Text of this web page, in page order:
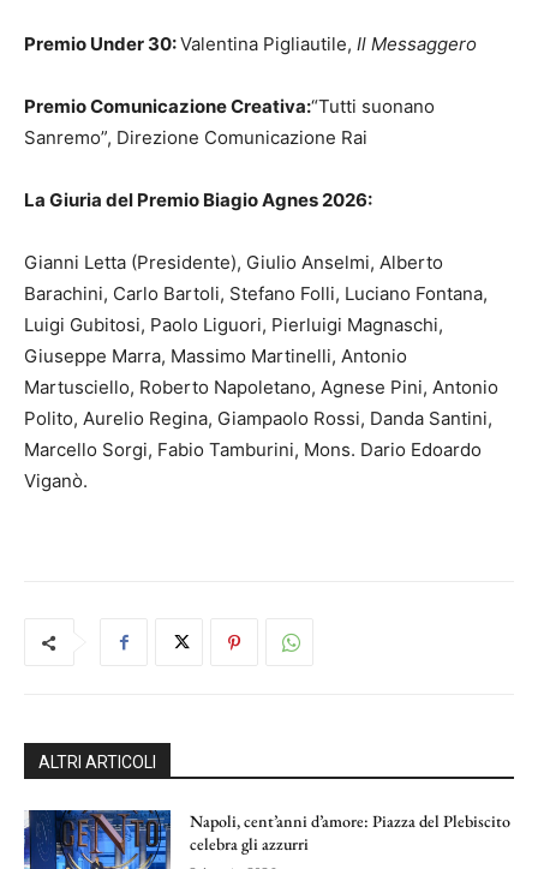
Premio Under 30:Valentina Pigliautile, Il Messaggero
Premio Comunicazione Creativa:“Tutti suonano
Sanremo”, Direzione Comunicazione Rai
La Giuria del Premio Biagio Agnes 2026:
Gianni Letta (Presidente), Giulio Anselmi, Alberto
Barachini, Carlo Bartoli, Stefano Folli, Luciano Fontana,
Luigi Gubitosi, Paolo Liguori, Pierluigi Magnaschi,
Giuseppe Marra, Massimo Martinelli, Antonio
Martusciello, Roberto Napoletano, Agnese Pini, Antonio
Polito, Aurelio Regina, Giampaolo Rossi, Danda Santini,
Marcello Sorgi, Fabio Tamburini, Mons. Dario Edoardo
Viganò.
ALTRI ARTICOLI
Napoli, cent’anni d’amore: Piazza del Plebiscito
celebra gli azzurri